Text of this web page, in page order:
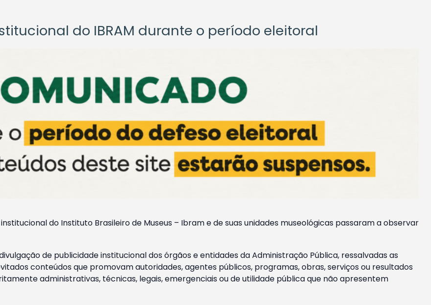
do IBRAM durante o período eleitoral
do Instituto Brasileiro de Museus – Ibram e de suas unidades museológicas passaram a observar
de publicidade institucional dos órgãos e entidades da Administração Pública, ressalvadas as
conteúdos que promovam autoridades, agentes públicos, programas, obras, serviços ou resultados
administrativas, técnicas, legais, emergenciais ou de utilidade pública que não apresentem